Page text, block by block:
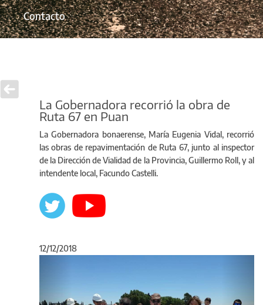
Contacto
La Gobernadora recorrió la obra de
Ruta 67 en Puan
La Gobernadora bonaerense, María Eugenia Vidal, recorrió
las obras de repavimentación de Ruta 67, junto al inspector
de la Dirección de Vialidad de la Provincia, Guillermo Roll, y al
intendente local, Facundo Castelli.
12/12/2018